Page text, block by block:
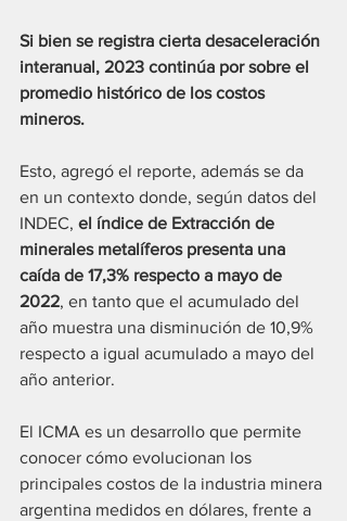
Si bien se registra cierta desaceleración
interanual, 2023 continúa por sobre el
promedio histórico de los costos
mineros.
Esto, agregó el reporte, además se da
en un contexto donde, según datos del
INDEC, el índice de Extracción de
minerales metalíferos presenta una
caída de 17,3% respecto a mayo de
2022, en tanto que el acumulado del
año muestra una disminución de 10,9%
respecto a igual acumulado a mayo del
año anterior.
El ICMA es un desarrollo que permite
conocer cómo evolucionan los
principales costos de la industria minera
argentina medidos en dólares, frente a